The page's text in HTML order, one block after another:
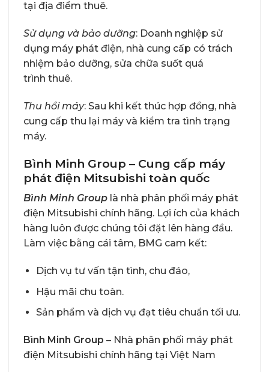
tại địa điểm thuê.
Sử dụng và bảo dưỡng: Doanh nghiệp sử
dụng máy phát điện, nhà cung cấp có trách
nhiệm bảo dưỡng, sửa chữa suốt quá
trình thuê.
Thu hồi máy: Sau khi kết thúc hợp đồng, nhà
cung cấp thu lại máy và kiểm tra tình trạng
máy.
Bình Minh Group – Cung cấp máy
phát điện Mitsubishi toàn quốc
Bình Minh Group là nhà phân phối máy phát
điện Mitsubishi chính hãng. Lợi ích của khách
hàng luôn được chúng tôi đặt lên hàng đầu.
Làm việc bằng cái tâm, BMG cam kết:
Dịch vụ tư vấn tận tình, chu đáo,
Hậu mãi chu toàn.
Sản phẩm và dịch vụ đạt tiêu chuẩn tối ưu.
Bình Minh Group – Nhà phân phối máy phát
điện Mitsubishi chính hãng tại Việt Nam